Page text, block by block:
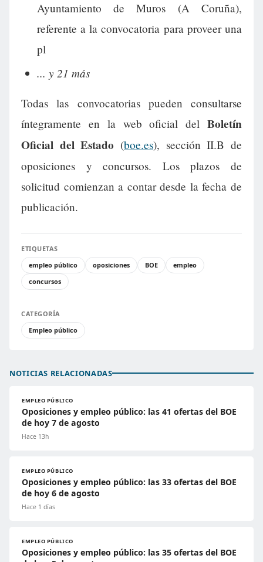
Ayuntamiento de Muros (A Coruña),
referente a la convocatoria para proveer una
pl
... y 21 más
Todas las convocatorias pueden consultarse
íntegramente en la web oficial del Boletín
Oficial del Estado (boe.es), sección II.B de
oposiciones y concursos. Los plazos de
solicitud comienzan a contar desde la fecha de
publicación.
ETIQUETAS
empleo público
oposiciones BOE
empleo
concursos
CATEGORÍA
Empleo público
NOTICIAS RELACIONADAS
EMPLEO PÚBLICO
Oposiciones y empleo público: las 41 ofertas del BOE
de hoy 7 de agosto
Hace 13h
EMPLEO PÚBLICO
Oposiciones y empleo público: las 33 ofertas del BOE
de hoy 6 de agosto
Hace 1 días
EMPLEO PÚBLICO
Oposiciones y empleo público: las 35 ofertas del BOE